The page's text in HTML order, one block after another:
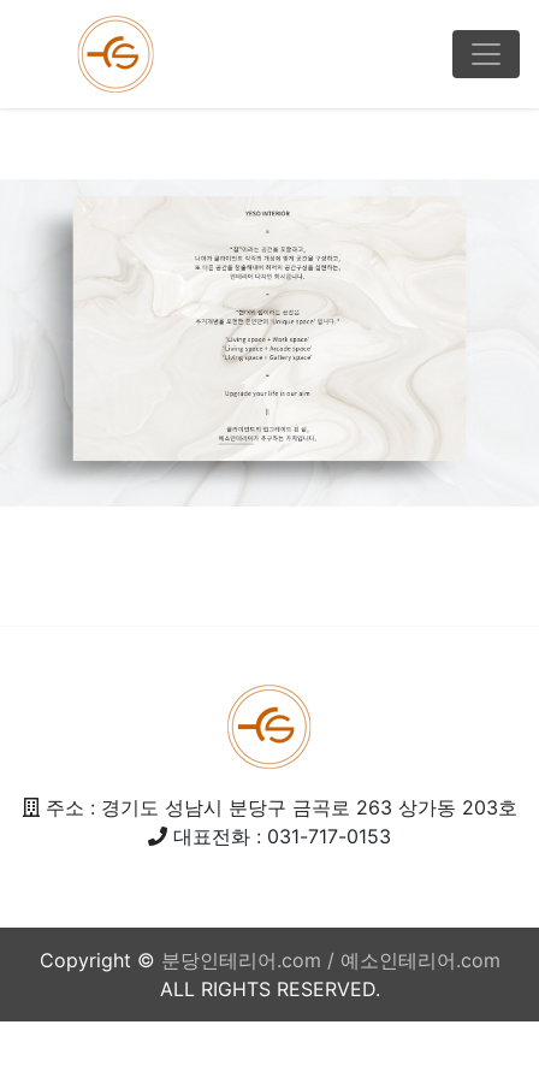
주소 : 경기도 성남시 분당구 금곡로 263 상가동 203호
대표전화 : 031-717-0153
Copyright © 분당인테리어.com / 예소인테리어.com
ALL RIGHTS RESERVED.